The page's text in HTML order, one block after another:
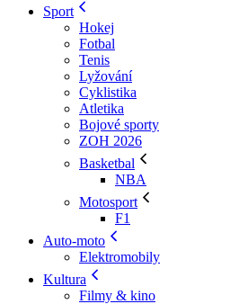
Sport
Hokej
Fotbal
Tenis
Lyžování
Cyklistika
Atletika
Bojové sporty
ZOH 2026
Basketbal
NBA
Motosport
F1
Auto-moto
Elektromobily
Kultura
Filmy & kino